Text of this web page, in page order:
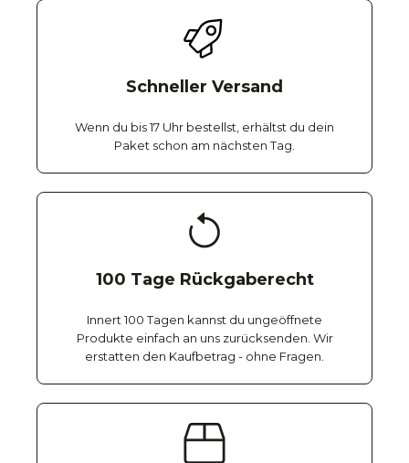
Schneller Versand
Wenn du bis 17 Uhr bestellst, erhältst du dein
Paket schon am nächsten Tag.
100 Tage Rückgaberecht
Innert 100 Tagen kannst du ungeöffnete
Produkte einfach an uns zurücksenden. Wir
erstatten den Kaufbetrag - ohne Fragen.